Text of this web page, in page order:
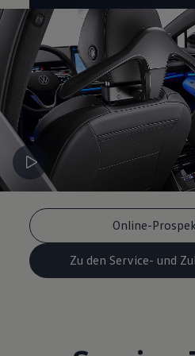
Magazin
Lifestyle
Transport
Familie
Elektromobilität
Volkswagen R
Pannen- und Unfallhilfe
Volkswagen
Online-
Zu den Service- und